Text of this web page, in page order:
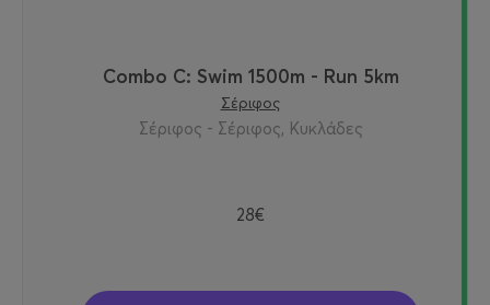
Combo C: Swim 1500m - Run 5km
Σέριφος
Σέριφος - Σέριφος, Κυκλάδες
28€